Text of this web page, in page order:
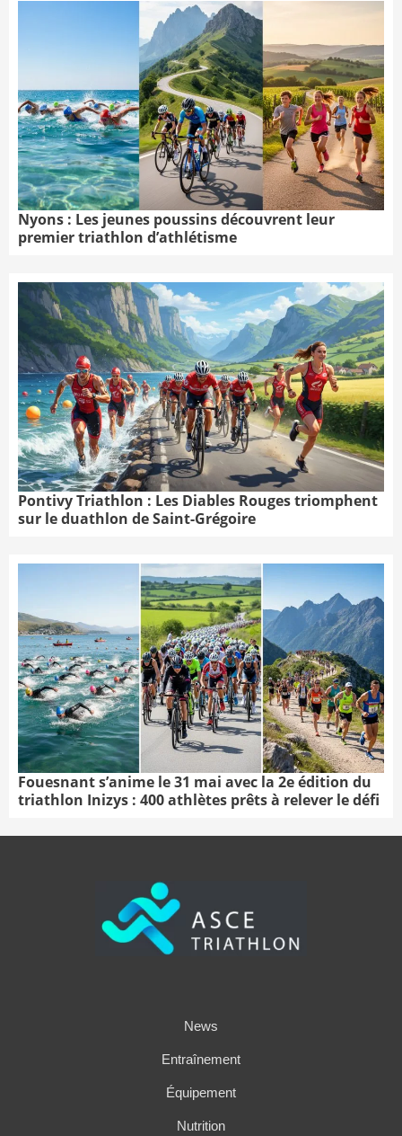
Nyons : Les jeunes poussins découvrent leur
premier triathlon d’athlétisme
Pontivy Triathlon : Les Diables Rouges triomphent
sur le duathlon de Saint-Grégoire
Fouesnant s’anime le 31 mai avec la 2e édition du
triathlon Inizys : 400 athlètes prêts à relever le défi
News
Entraînement
Équipement
Nutrition